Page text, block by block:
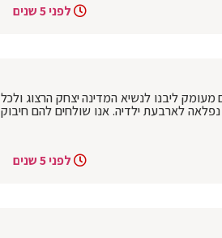
לפני 5 שנים
ליבנו לנשיא המדינה יצחק הרצוג ולכל
לארבעת ילדיה. אנו שולחים להם חיבוק
לפני 5 שנים